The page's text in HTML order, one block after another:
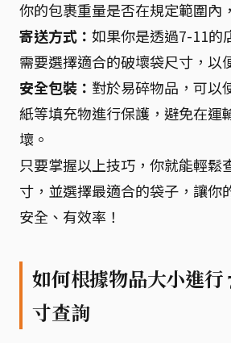
你的包裹重量是否在規定範圍內
寄送方式： 如果你是透過7-11的
需要選擇適合的破壞袋尺寸，以
安全包裝： 對於易碎物品，可以
紙等填充物進行保護，避免在運
壞。
只要掌握以上技巧，你就能輕鬆
寸，並選擇最適合的袋子，讓你
安全、有效率！
如何根據物品大小進行
寸查詢